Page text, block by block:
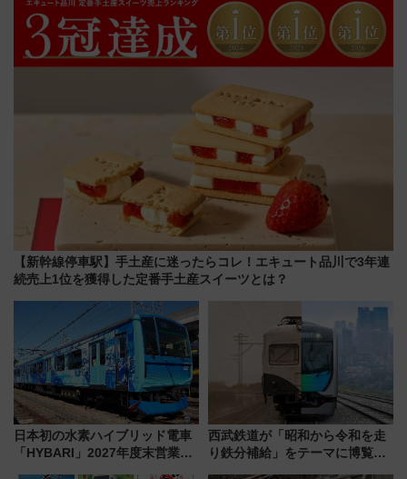
に 乗車には予約が必要
今年12月
【新幹線停車駅】手土産に迷ったらコレ！エキュート品川で3年連
続売上1位を獲得した定番手土産スイーツとは？
日本初の水素ハイブリッド電車
「HYBARI」2027年度末営業運
西武鉄道が「昭和から令和を走
り鉄分補給」をテーマに博覧会